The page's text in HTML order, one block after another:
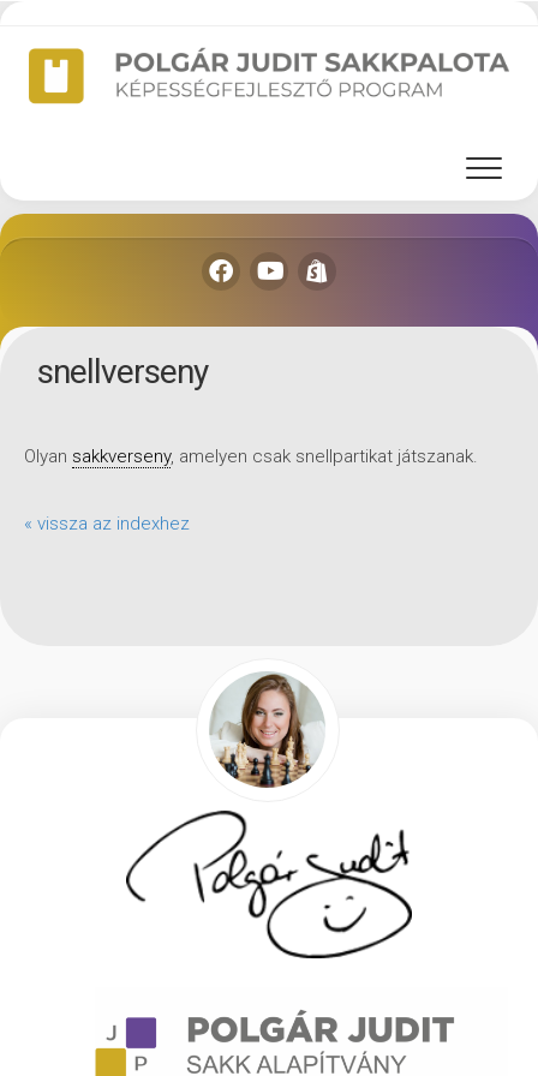
Skip
content
snellverseny
Olyan sakkverseny, amelyen csak snellpartikat játszanak.
« vissza az indexhez